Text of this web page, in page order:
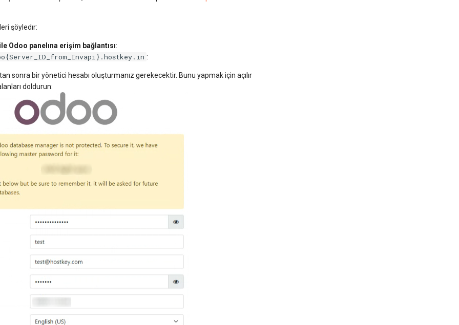
şöyledır:
Odoo panelına erişim bağlantısı:
:
sonra bir yönetici hesabı oluşturmanız gerekecektir. Bunu yapmak için açılır
doldurun: